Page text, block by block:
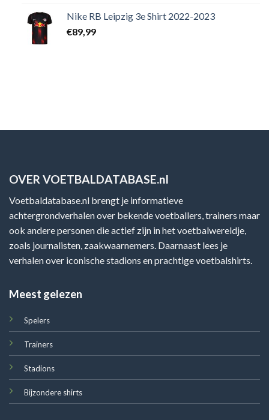
Nike RB Leipzig 3e Shirt 2022-2023
€89,99
OVER VOETBALDATABASE.nl
Voetbaldatabase.nl brengt je informatieve
achtergrondverhalen over bekende voetballers, trainers maar
ook andere personen die actief zijn in het voetbalwereldje,
zoals journalisten, zaakwaarnemers. Daarnaast lees je
verhalen over iconische stadions en prachtige voetbalshirts.
Meest gelezen
Spelers
Trainers
Stadions
Bijzondere shirts